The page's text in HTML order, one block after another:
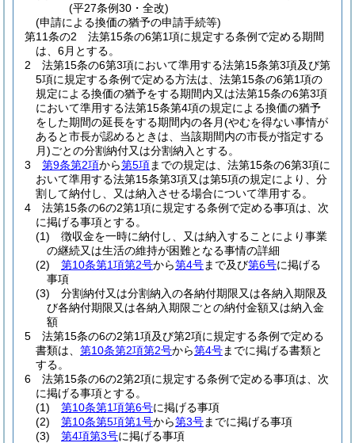
(平27条例30・全改)
(申請による換価の猶予の申請手続等)
第11条の2
法第15条の6第1項に規定する条例で定める期間
は、6月とする。
2
法第15条の6第3項において準用する法第15条第3項及び第
5項に規定する条例で定める方法は、法第15条の6第1項の
規定による換価の猶予をする期間内又は法第15条の6第3項
において準用する法第15条第4項の規定による換価の猶予
をした期間の延長をする期間内の各月(やむを得ない事情が
あると市長が認めるときは、当該期間内の市長が指定する
月)ごとの分割納付又は分割納入とする。
3
第9条第2項から第5項までの規定は、法第15条の6第3項に
おいて準用する法第15条第3項又は第5項の規定により、分
割して納付し、又は納入させる場合について準用する。
4
法第15条の6の2第1項に規定する条例で定める事項は、次
に掲げる事項とする。
(1)
徴収金を一時に納付し、又は納入することにより事業
の継続又は生活の維持が困難となる事情の詳細
(2)
第10条第1項第2号から第4号まで及び第6号に掲げる
事項
(3)
分割納付又は分割納入の各納付期限又は各納入期限及
び各納付期限又は各納入期限ごとの納付金額又は納入金
額
5
法第15条の6の2第1項及び第2項に規定する条例で定める
書類は、 第10条第2項第2号から第4号までに掲げる書類と
する。
6
法第15条の6の2第2項に規定する条例で定める事項は、次
に掲げる事項とする。
(1)
第10条第1項第6号に掲げる事項
(2)
第10条第5項第1号から第3号までに掲げる事項
(3)
第4項第3号に掲げる事項